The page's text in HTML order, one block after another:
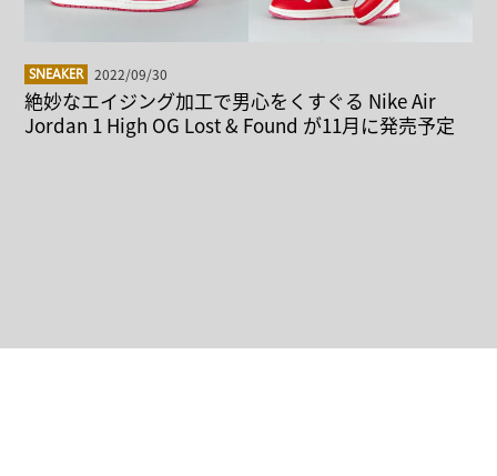
SNEAKER 2022/09/30
絶妙なエイジング加工で男心をくすぐる Nike Air
Jordan 1 High OG Lost & Found が11月に発売予定